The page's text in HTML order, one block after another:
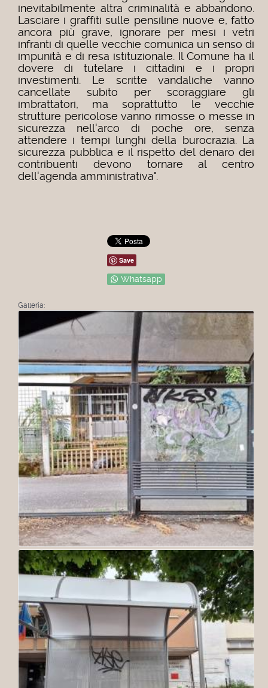
inevitabilmente altra criminalità e abbandono.
Lasciare i graffiti sulle pensiline nuove e, fatto
ancora più grave, ignorare per mesi i vetri
infranti di quelle vecchie comunica un senso di
impunità e di resa istituzionale. Il Comune ha il
dovere di tutelare i cittadini e i propri
investimenti. Le scritte vandaliche vanno
cancellate subito per scoraggiare gli
imbrattatori, ma soprattutto le vecchie
strutture pericolose vanno rimosse o messe in
sicurezza nell'arco di poche ore, senza
attendere i tempi lunghi della burocrazia. La
sicurezza pubblica e il rispetto del denaro dei
contribuenti devono tornare al centro
dell'agenda amministrativa".
Save
Whatsapp
Galleria: